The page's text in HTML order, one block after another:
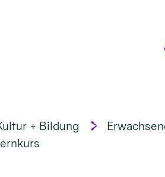
+ Bildung